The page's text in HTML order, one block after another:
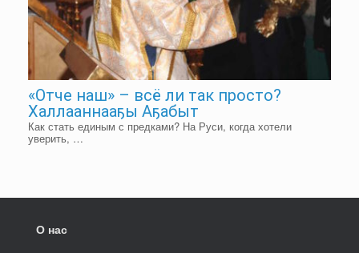
«Отче наш» – всё ли так просто?
Халлааннааҕы Аҕабыт
Как стать единым с предками? На Руси, когда хотели
уверить, …
О нас